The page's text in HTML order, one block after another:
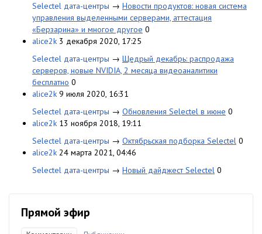
Selectel дата-центры → Новости продуктов: новая система
управления выделенными серверами, аттестация
«Берзарина» и многое другое 0
alice2k 3 декабря 2020, 17:25
Selectel дата-центры → Щедрый декабрь: распродажа
серверов, новые NVIDIA, 2 месяца видеоаналитики
бесплатно 0
alice2k 9 июля 2020, 16:31
Selectel дата-центры → Обновления Selectel в июне 0
alice2k 13 ноября 2018, 19:11
Selectel дата-центры → Октябрьская подборка Selectel 0
alice2k 24 марта 2021, 04:46
Selectel дата-центры → Новый дайджест Selectel 0
Прямой эфир